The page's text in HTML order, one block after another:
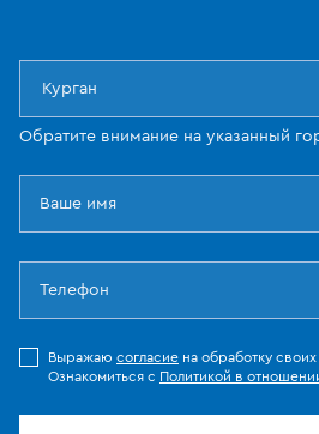
Курган
Обратите внимание на указанный
Выражаю согласие на обработку
Ознакомиться с Политикой в